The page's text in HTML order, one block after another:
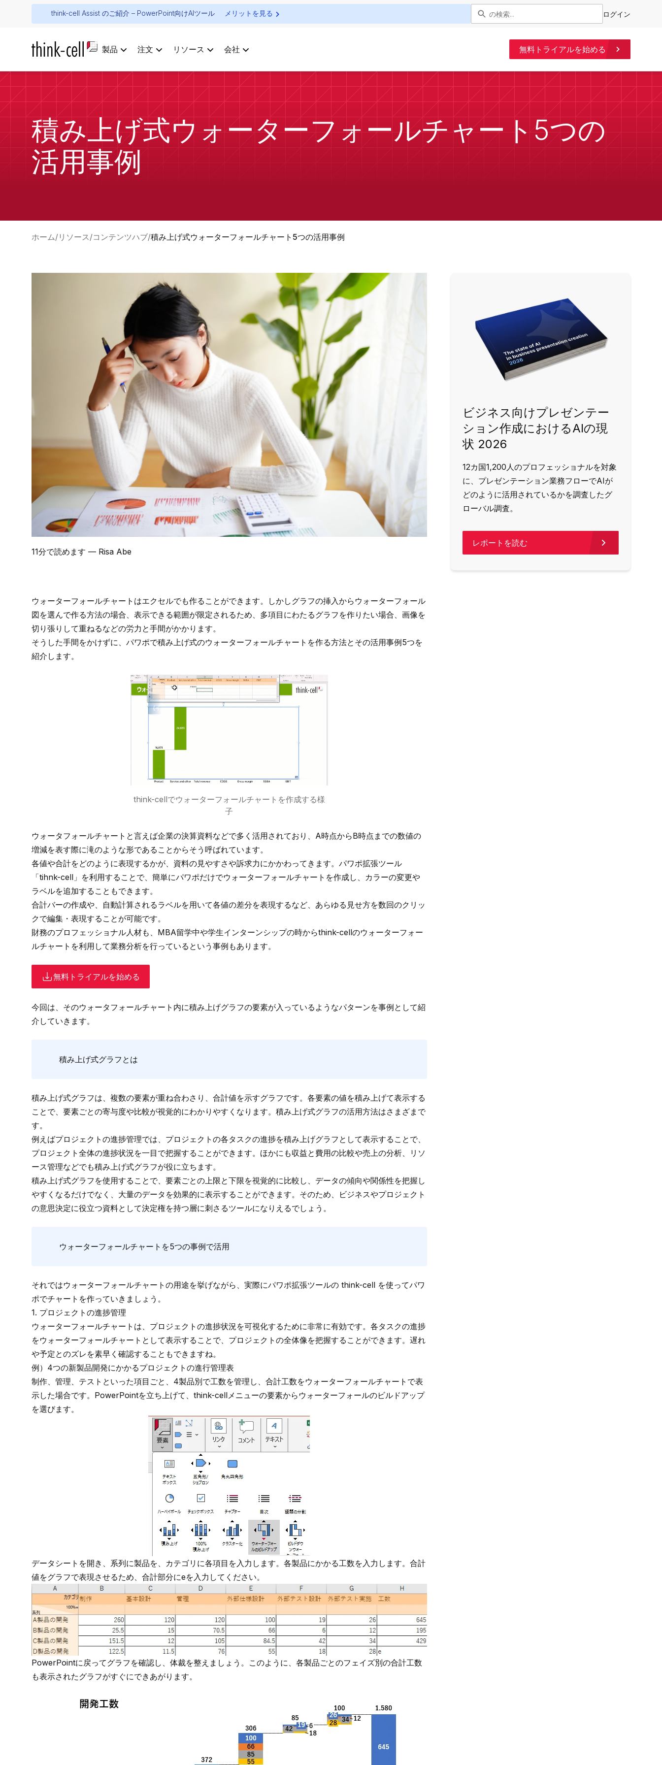
think-cell Assist のご紹介 – PowerPoint向けAIツール メリットを見る ログイン
製品 注文 リソース 会社 無料トライアルを始める
積み上げ式ウォーターフォールチャート5つの
活用事例
ホーム リソース コンテンツハブ 積み上げ式ウォーターフォールチャート5つの活用事例
11分で読めます — Risa Abe
ウォーターフォールチャートはエクセルでも作ることができます。しかしグラフの挿入からウォーターフォール
図を選んで作る方法の場合、表示できる範囲が限定されるため、多項目にわたるグラフを作りたい場合、画像を
切り張りして重ねるなどの労力と手間がかかります。
そうした手間をかけずに、 パワポで積み上げ式のウォーターフォールチャートを作る方法とその活用事例5つを
紹介します。
think-cellでウォーターフォールチャートを作成する様
子
ウォータフォールチャートと言えば企業の決算資料などで多く活用されており、A時点からB時点までの数値の
増減を表す際に滝のような形であることからそう呼ばれています。
各値や合計をどのように表現するかが、資料の見やすさや訴求力にかかわってきます。パワポ拡張ツール
「tihnk-cell 」を利用することで、 簡単にパワポだけでウォーターフォールチャートを作成し、カラーの変更や
ラベルを追加することもできます。
合計バーの作成や、 自動計算されるラベルを用いて各値の差分を表現するなど、あらゆる見せ方を数回のクリッ
クで編集・表現することが可能です。
財務のプロフェッショナル人材も、MBA留学中や学生インターンシップの時からthink-cellのウォーターフォー
ルチャートを利用して業務分析を行っているという事例 もあります。
無料トライアルを始める
今回は、そのウォータフォールチャート内に積み上げグラフの要素が入っているようなパターンを事例として紹
介していきます。
積み上げ式グラフとは
積み上げ式グラフは、複数の要素が重ね合わさり、合計値を示すグラフです。各要素の値を積み上げて表示する
ことで、要素ごとの寄与度や比較が視覚的にわかりやすくなります。積み上げ式グラフの活用方法はさまざまで
す。
例えばプロジェクトの進捗管理では、プロジェクトの各タスクの進捗を積み上げグラフとして表示することで、
プロジェクト全体の進捗状況を一目で把握することができます。ほかにも収益と費用の比較や売上の分析、リソ
ース管理などでも積み上げ式グラフが役に立ちます。
積み上げ式グラフを使用することで、要素ごとの上限と下限を視覚的に比較し、データの傾向や関係性を把握し
やすくなるだけでなく、大量のデータを効果的に表示することができます。そのため、ビジネスやプロジェクト
の意思決定に役立つ資料として決定権を持つ層に刺さるツールになりえるでしょう。
ウォーターフォールチャートを5つの事例で活用
それではウォーターフォールチャートの用途を挙げながら、実際にパワポ拡張ツールの think-cell を使ってパワ
ポでチャートを作っていきましょう。
1. プロジェクトの進捗管理
ウォーターフォールチャートは、プロジェクトの進捗状況を可視化するために非常に有効です。各タスクの進捗
をウォーターフォールチャートとして表示することで、プロジェクトの全体像を把握することができます。遅れ
や予定とのズレを素早く確認することもできますね。
例）4つの新製品開発にかかるプロジェクトの進行管理表
制作、管理、テストといった項目ごと、4製品別で工数を管理し、合計工数をウォーターフォールチャートで表
示した場合です。PowerPointを立ち上げて、 think-cellメニューの要素から ウォーターフォールのビルドアップ
を選びます。
データシートを開き、系列に製品を、カテゴリに各項目を入力します。各製品にかかる工数を入力します。合計
値をグラフで表現させるため、合計部分にeを入力してください。
PowerPointに戻ってグラフを確認し、体裁を整えましょう。このように、各製品ごとのフェイズ別の合計工数
も表示されたグラフがすぐにできあがります。
ビジネス向けプレゼンテー
ション作成におけるAIの現
状 2026
12カ国1,200人のプロフェッショナルを対象
に、プレゼンテーション業務フローでAIが
どのように活用されているかを調査したグ
ローバル調査。
レポートを読む